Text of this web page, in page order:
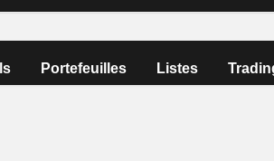
Portefeuilles Listes